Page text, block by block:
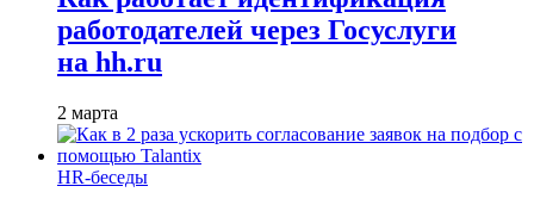
работодателей через Госуслуги
на hh.ru
2 марта
HR-беседы